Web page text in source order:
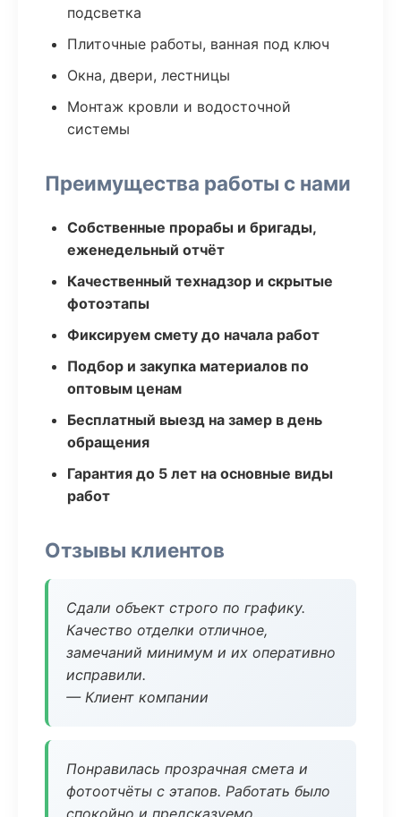
подсветка
Плиточные работы, ванная под ключ
Окна, двери, лестницы
Монтаж кровли и водосточной
системы
Преимущества работы с нами
Собственные прорабы и бригады,
еженедельный отчёт
Качественный технадзор и скрытые
фотоэтапы
Фиксируем смету до начала работ
Подбор и закупка материалов по
оптовым ценам
Бесплатный выезд на замер в день
обращения
Гарантия до 5 лет на основные виды
работ
Отзывы клиентов
Сдали объект строго по графику.
Качество отделки отличное,
замечаний минимум и их оперативно
исправили.
— Клиент компании
Понравилась прозрачная смета и
фотоотчёты с этапов. Работать было
спокойно и предсказуемо.